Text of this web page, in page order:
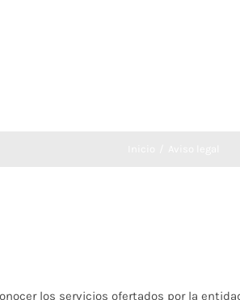
los servicios ofertados por la entidad